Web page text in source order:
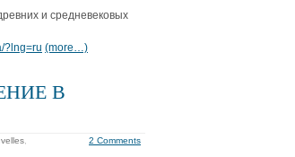
и средневековых
?lng=ru (more…)
В
2 Comments